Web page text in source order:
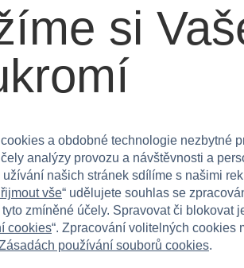
volba do dětského pokoje nebo na
kvést ve světě parfémů! Poznámka: K
si
a obdobné technologie nezbytné
analýzy provozu a návštěvnosti a
užívání našich stránek sdílíme s našimi
vše“ udělujete souhlas se
zmíněné účely. Spravovat či blokovat
cookies“. Zpracování volitelných cookies
používání souborů cookies.